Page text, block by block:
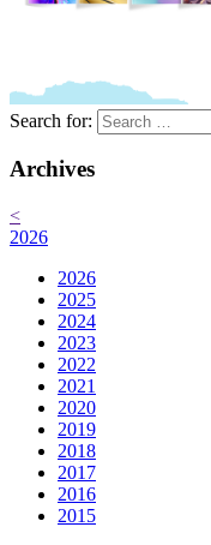
Search for:
Archives
<
2026
2026
2025
2024
2023
2022
2021
2020
2019
2018
2017
2016
2015